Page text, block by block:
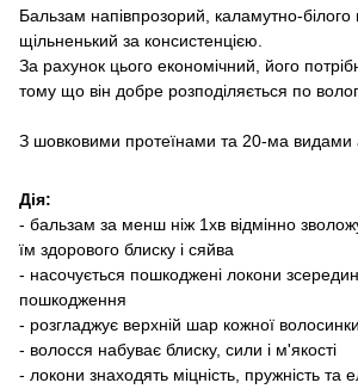
Бальзам напівпрозорий, каламутно-білого
щільненький за консистенцією.
За рахунок цього економічний, його
тому що він добре розподіляється по
З шовковими протеїнами та 20-ма видами
Дія:
- бальзам за менш ніж 1хв відмінно
їм здорового блиску і сяйва
- насочується пошкоджені локони
пошкодження
- розгладжує верхній шар кожної волосинки
- волосся набуває блиску, сили і м'якості
- локони знаходять міцність, пружність та